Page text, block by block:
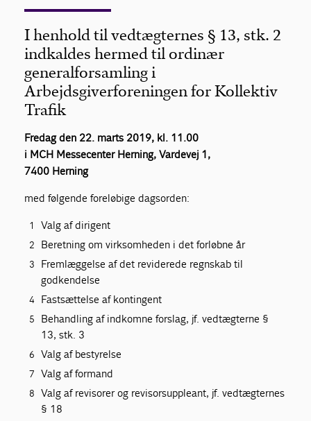
I henhold til vedtægternes § 13, stk. 2
indkaldes hermed til ordinær
generalforsamling i
Arbejdsgiverforeningen for Kollektiv
Trafik
Fredag den 22. marts 2019, kl. 11.00
i MCH Messecenter Herning, Vardevej 1,
7400 Herning
med følgende foreløbige dagsorden:
Valg af dirigent
Beretning om virksomheden i det forløbne år
Fremlæggelse af det reviderede regnskab til
godkendelse
Fastsættelse af kontingent
Behandling af indkomne forslag, jf. vedtægterne §
13, stk. 3
Valg af bestyrelse
Valg af formand
Valg af revisorer og revisorsuppleant, jf. vedtægternes
§ 18